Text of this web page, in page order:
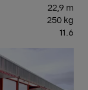
22,9 m
250 kg
11.6